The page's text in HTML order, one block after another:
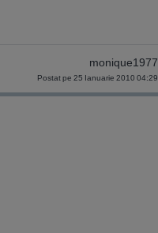
monique1977
Postat pe 25 Ianuarie 2010 04:29